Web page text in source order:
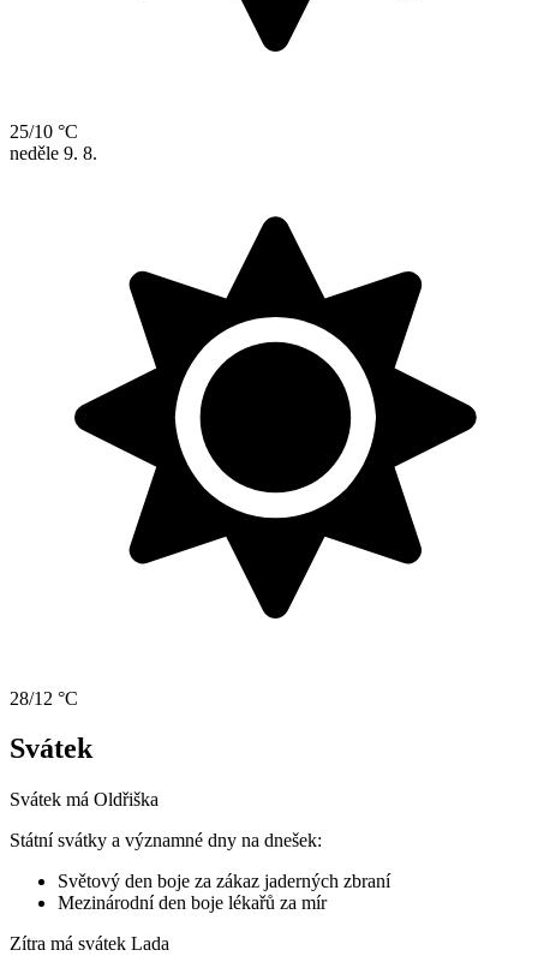
25/10 °C
neděle 9. 8.
28/12 °C
Svátek
Svátek má Oldřiška
Státní svátky a významné dny na dnešek:
Světový den boje za zákaz jaderných zbraní
Mezinárodní den boje lékařů za mír
Zítra má svátek Lada